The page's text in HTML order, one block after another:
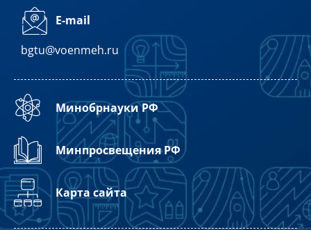
E-mail
bgtu@voenmeh.ru
Минобрнауки РФ
Минпросвещения РФ
Карта сайта